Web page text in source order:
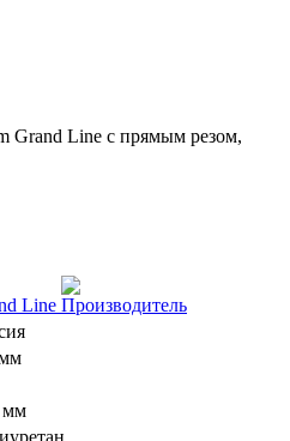
Grand Line с прямым резом,
Line
мм